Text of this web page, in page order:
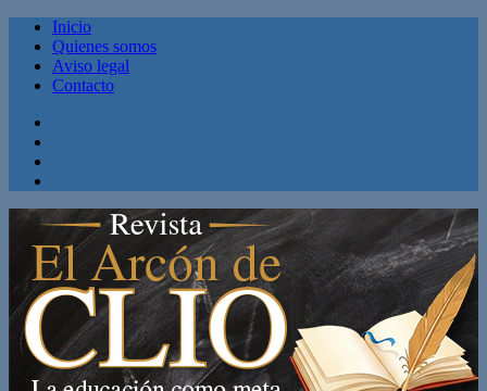
Inicio
Quienes somos
Aviso legal
Contacto